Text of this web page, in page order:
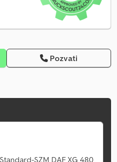
Pozvati